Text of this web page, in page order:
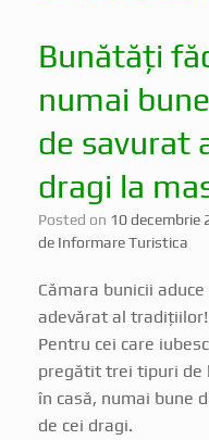
Bunătăți
numai
de savurat
dragi la
Posted on 10 decembrie
de Informare Turistica
Cămara bunicii
adevărat al tradițiilor!
Pentru cei care
pregătit trei tipuri de
în casă, numai bune
de cei dragi.